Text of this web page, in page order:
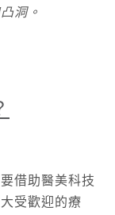
洞。
借助醫美科技
受歡迎的療